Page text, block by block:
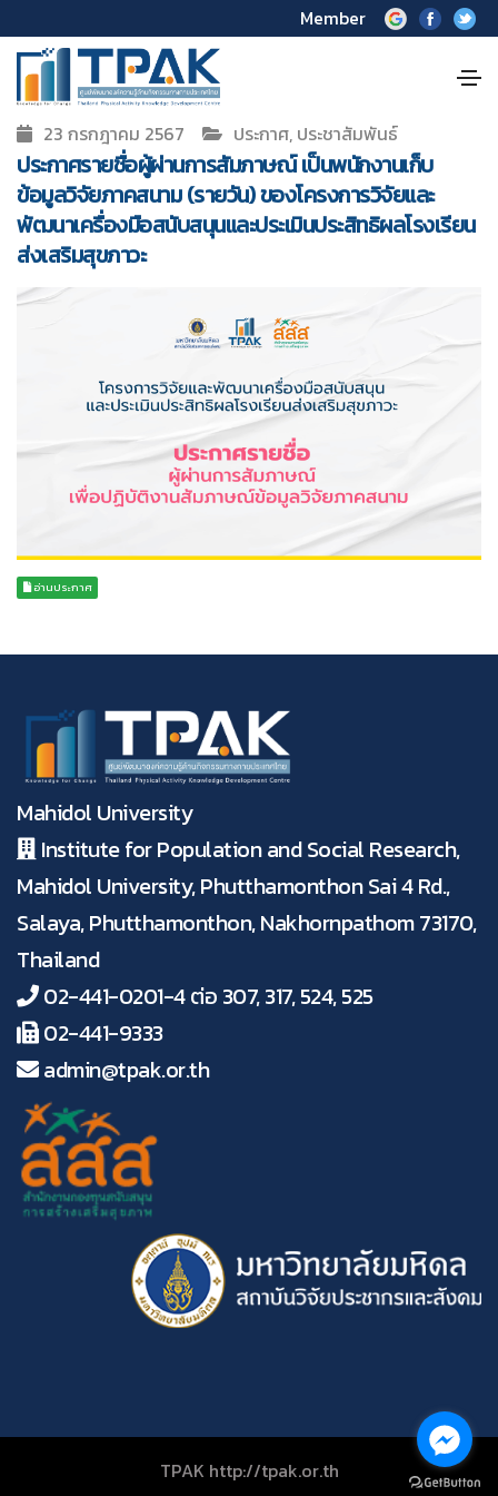
Member
23 กรกฎาคม 2567 ประกาศ, ประชาสัมพันธ์
ประกาศรายชื่อผู้ผ่านการสัมภาษณ์ เป็นพนักงานเก็บ
ข้อมูลวิจัยภาคสนาม (รายวัน) ของโครงการวิจัยและ
พัฒนาเครื่องมือสนับสนุนและประเมินประสิทธิผลโรงเรียน
ส่งเสริมสุขภาวะ
อ่านประกาศ
Mahidol University
Institute for Population and Social Research,
Mahidol University, Phutthamonthon Sai 4 Rd.,
Salaya, Phutthamonthon, Nakhornpathom 73170,
Thailand
02-441-0201-4 ต่อ 307, 317, 524, 525
02-441-9333
admin@tpak.or.th
TPAK http://tpak.or.th